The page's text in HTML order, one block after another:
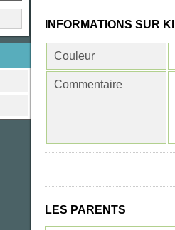
INFORMATIONS SUR
Couleur
Commentaire
LES PARENTS